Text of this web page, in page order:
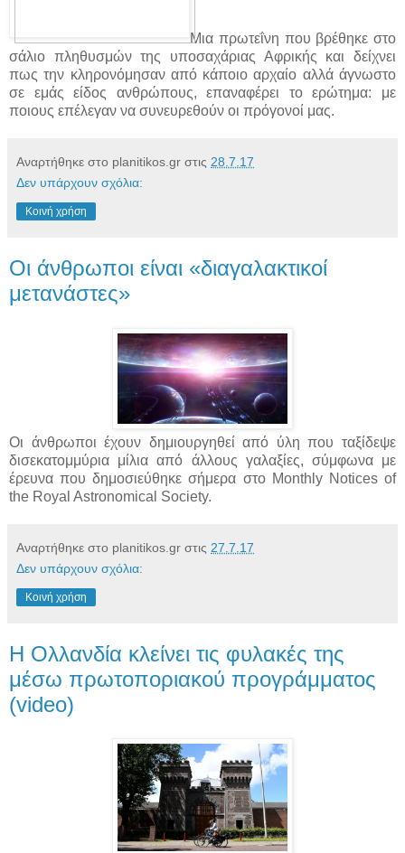
Μια πρωτεΐνη που βρέθηκε στο
σάλιο πληθυσμών της υποσαχάριας Αφρικής και δείχνει
πως την κληρονόμησαν από κάποιο αρχαίο αλλά άγνωστο
σε εμάς είδος ανθρώπους, επαναφέρει το ερώτημα: με
ποιους επέλεγαν να συνευρεθούν οι πρόγονοί μας.
Αναρτήθηκε στο planitikos.gr στις 28.7.17
Δεν υπάρχουν σχόλια:
Κοινή χρήση
Οι άνθρωποι είναι «διαγαλακτικοί
μετανάστες»
Οι άνθρωποι έχουν δημιουργηθεί από ύλη που ταξίδεψε
δισεκατομμύρια μίλια από άλλους γαλαξίες, σύμφωνα με
έρευνα που δημοσιεύθηκε σήμερα στο Monthly Notices of
the Royal Astronomical Society.
Αναρτήθηκε στο planitikos.gr στις 27.7.17
Δεν υπάρχουν σχόλια:
Κοινή χρήση
Η Ολλανδία κλείνει τις φυλακές της
μέσω πρωτοποριακού προγράμματος
(video)